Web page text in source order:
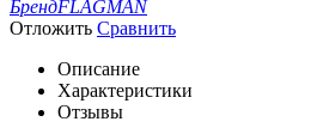
БрендFLAGMAN
Отложить Сравнить
Описание
Характеристики
Отзывы